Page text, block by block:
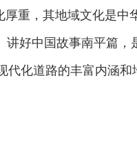
厚重，其地域文化是中
讲好中国故事南平篇，
代化道路的丰富内涵和